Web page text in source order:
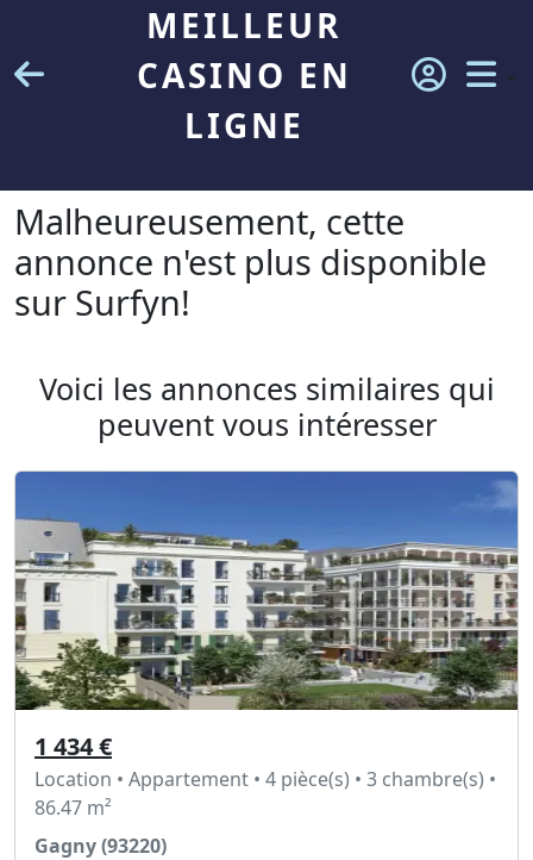
MEILLEUR
CASINO EN
LIGNE
Malheureusement, cette
annonce n'est plus disponible
sur Surfyn!
Voici les annonces similaires qui
peuvent vous intéresser
1 434 €
Location • Appartement • 4 pièce(s) • 3 chambre(s) •
86.47 m²
Gagny (93220)